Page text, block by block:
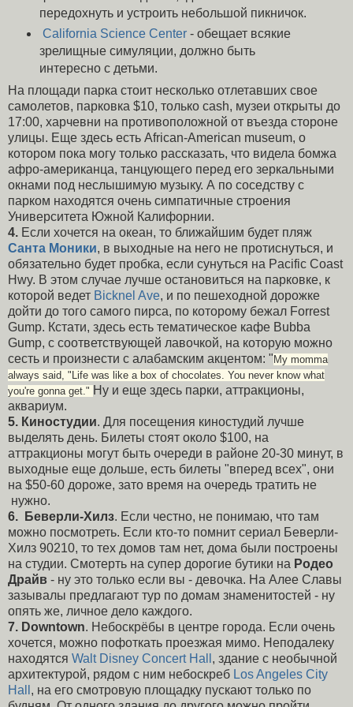
передохнуть и устроить небольшой пикничок.
California Science Center- обещает всякие
зрелищные симуляции, должно быть
интересно с детьми.
На площади парка стоит несколько отлетавших свое
самолетов, парковка $10, только cash, музеи открыты до
17:00, харчевни на противоположной от въезда стороне
улицы. Еще здесь есть African-American museum, о
котором пока могу только рассказать, что видела бомжа
афро-американца, танцующего перед его зеркальными
окнами под неслышимую музыку. А по соседству с
парком находятся очень симпатичные строения
Университета Южной Калифорнии.
4. Если хочется на океан, то ближайшим будет пляж
Санта Моники, в выходные на него не протиснуться, и
обязательно будет пробка, если сунуться на Pacific Coast
Hwy. В этом случае лучше остановиться на парковке, к
которой ведет Bicknel Ave, и по пешеходной дорожке
дойти до того самого пирса, по которому бежал Forrest
Gump. Кстати, здесь есть тематическое кафе Bubba
Gump, с соответствующей лавочкой, на которую можно
сесть и произнести с алабамским акцентом: " My momma
always said, "Life was like a box of chocolates. You never know what
you're gonna get." Ну и еще здесь парки, аттракционы,
аквариум.
5. Киностудии. Для посещения киностудий лучше
выделять день. Билеты стоят около $100, на
аттракционы могут быть очереди в районе 20-30 минут, в
выходные еще дольше, есть билеты "вперед всех", они
на $50-60 дороже, зато время на очередь тратить не
нужно.
6.
Беверли-Хилз. Если честно, не понимаю, что там
можно посмотреть. Если кто-то помнит сериал Беверли-
Хилз 90210, то тех домов там нет, дома были построены
на студии. Смотерть на супер дорогие бутики на Родео
Драйв - ну это только если вы - девочка. На Алее Славы
зазывалы предлагают тур по домам знаменитостей - ну
опять же, личное дело каждого.
7. Downtown. Небоскрёбы в центре города. Если очень
хочется, можно пофоткать проезжая мимо. Неподалеку
находятся Walt Disney Concert Hall , здание с необычной
архитектурой, рядом с ним небоскреб Los Angeles City
Hall , на его смотровую площадку пускают только по